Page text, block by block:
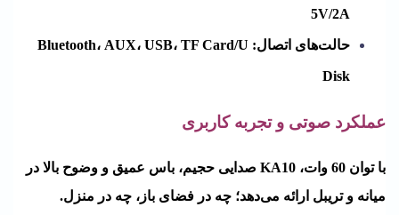
5V/2A
حالت‌های اتصال: Bluetooth، AUX، USB، TF Card/U
Disk
عملکرد صوتی و تجربه کاربری
با توان 60 وات، KA10 صدایی حجیم، باس عمیق و وضوح بالا در
میانه و تریبل ارائه می‌دهد؛ چه در فضای باز، چه در منزل.